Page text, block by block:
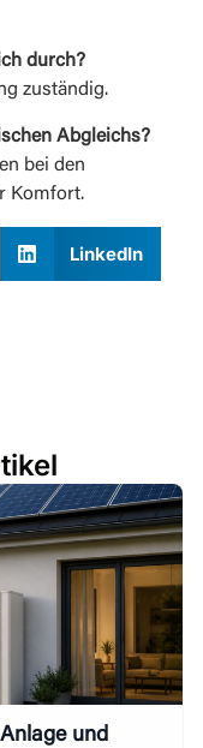
durch?
zuständig.
Abgleichs?
bei den
Komfort.
LinkedIn
und